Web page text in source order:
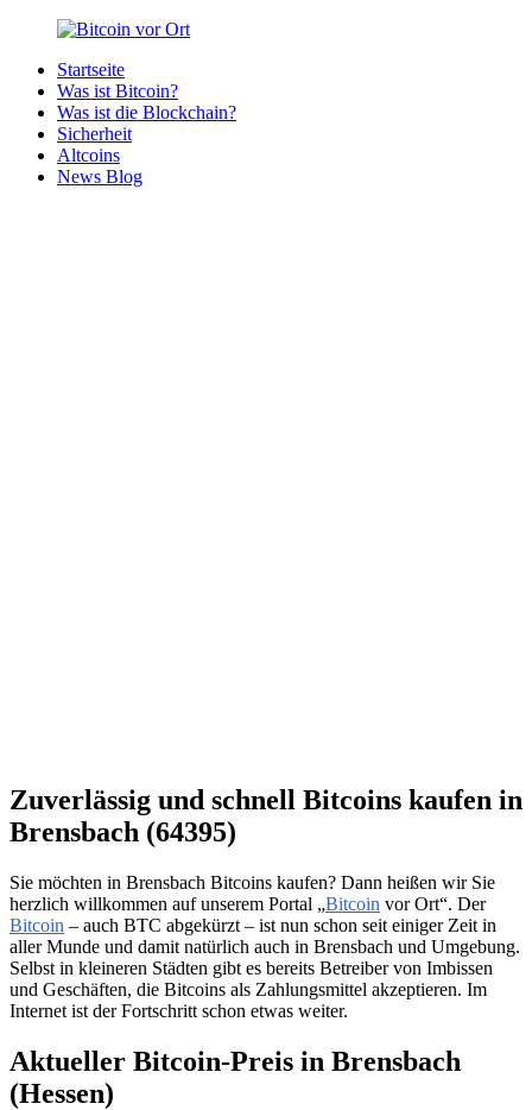
Zurück
Inhalt
Bitcoin
Bitcoins
deiner
Region
Startseite
Was ist Bitcoin?
Was ist die Blockchain?
Sicherheit
Altcoins
News Blog
Zuverlässig und schnell Bitcoins kaufen in
Brensbach (64395)
Sie möchten in Brensbach Bitcoins kaufen? Dann heißen wir Sie
herzlich willkommen auf unserem Portal „Bitcoin vor Ort“. Der
Bitcoin – auch BTC abgekürzt – ist nun schon seit einiger Zeit in
aller Munde und damit natürlich auch in Brensbach und Umgebung.
Selbst in kleineren Städten gibt es bereits Betreiber von Imbissen
und Geschäften, die Bitcoins als Zahlungsmittel akzeptieren. Im
Internet ist der Fortschritt schon etwas weiter.
Aktueller Bitcoin-Preis in Brensbach
(Hessen)